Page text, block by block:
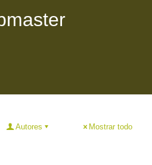
Autores Mostrar todo